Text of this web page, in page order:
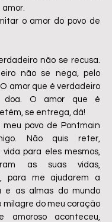
o amor do povo de
não se recusa.
não se nega, pelo
amor que é verdadeiro
doa. O amor que é
se entrega, dá!
meu povo de Pontmain
Não quis reter,
vida para eles mesmos,
as suas vidas,
para me ajudarem a
e as almas do mundo
milagre do meu coração
amoroso aconteceu,